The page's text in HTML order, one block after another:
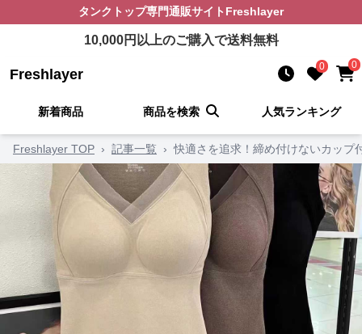
タンクトップ専門通販サイト Freshlayer
10,000円以上のご購入で送料無料
Freshlayer 0 0
新着商品 商品を検索 人気ランキング
Freshlayer TOP › 記事一覧 › 快適さを追求！締め付けないカップ